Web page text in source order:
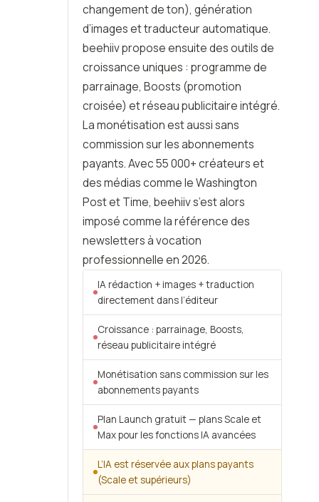
changement de ton), génération
d’images et traducteur automatique.
beehiiv propose ensuite des outils de
croissance uniques : programme de
parrainage, Boosts (promotion
croisée) et réseau publicitaire intégré.
La monétisation est aussi sans
commission sur les abonnements
payants. Avec 55 000+ créateurs et
des médias comme le Washington
Post et Time, beehiiv s’est alors
imposé comme la référence des
newsletters à vocation
professionnelle en 2026.
IA rédaction + images + traduction
directement dans l’éditeur
Croissance : parrainage, Boosts,
réseau publicitaire intégré
Monétisation sans commission sur les
abonnements payants
Plan Launch gratuit — plans Scale et
Max pour les fonctions IA avancées
L’IA est réservée aux plans payants
(Scale et supérieurs)